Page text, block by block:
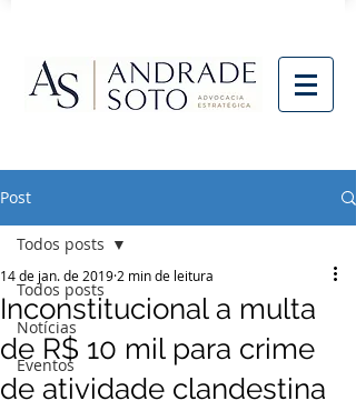
Post
Todos posts
Notícias
Eventos
Todos posts
Inconstitucional a multa
de R$ 10 mil para crime
de atividade clandestina
14 de jan. de 2019 2 min de leitura